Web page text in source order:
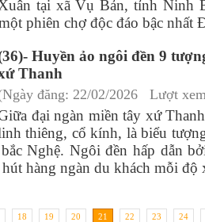
tại xã Vụ Bản, tỉnh Ninh
phiên chợ độc đáo bậc nhất
Huyền ảo ngôi đền 9
Thanh
đăng: 22/02/2026 Lượt
đại ngàn miền tây xứ
thiêng, cổ kính, là biểu
Nghệ. Ngôi đền hấp dẫn
hàng ngàn du khách mỗi độ
18 19 20 21 22 23 24